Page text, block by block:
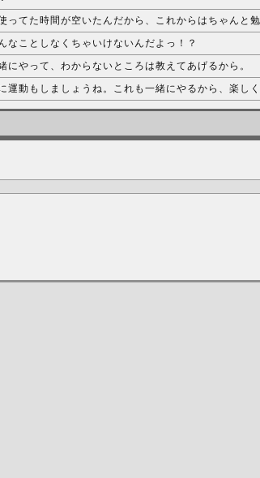
ってた時間が空いたんだから、これからはちゃんと
ことしなくちゃいけないんだよっ！？
にやって、わからないところは教えてあげるから。
運動もしましょうね。これも一緒にやるから、楽し